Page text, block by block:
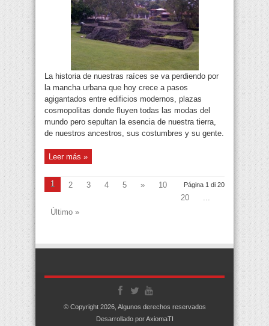
La historia de nuestras raíces se va perdiendo por
la mancha urbana que hoy crece a pasos
agigantados entre edificios modernos, plazas
cosmopolitas donde fluyen todas las modas del
mundo pero sepultan la esencia de nuestra tierra,
de nuestros ancestros, sus costumbres y su gente.
Leer más »
Página 1 di 20
1 2 3 4 5 »
10
20
...
Último »
© Copyright 2026, Algunos derechos reservados
Desarrollado por AxiomaTI